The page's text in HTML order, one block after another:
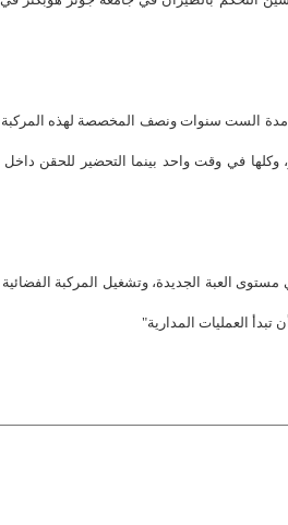
مدة الست سنوات ونصف المخصصة لهذه
في وقت واحد بينما التحضير للحقن داخل
العبة الجديدة، وتشغيل المركبة الفضائية